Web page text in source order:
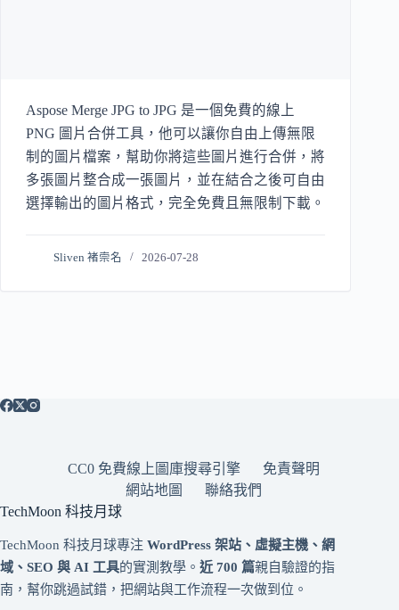
Aspose Merge JPG to JPG 是一個免費的線上
PNG 圖片合併工具，他可以讓你自由上傳無限
制的圖片檔案，幫助你將這些圖片進行合併，將
多張圖片整合成一張圖片，並在結合之後可自由
選擇輸出的圖片格式，完全免費且無限制下載。
Sliven 褚崇名 2026-07-28
CC0 免費線上圖庫搜尋引擎
免責聲明
網站地圖
聯絡我們
TechMoon 科技月球
TechMoon 科技月球專注 WordPress 架站、虛擬主機、網
域、SEO 與 AI 工具的實測教學。 近 700 篇親自驗證的指
南，幫你跳過試錯，把網站與工作流程一次做到位。